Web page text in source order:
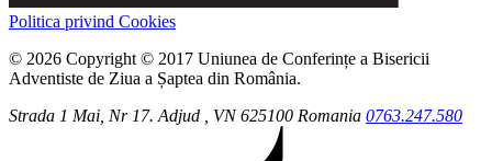
Politica privind Cookies
© 2026 Copyright © 2017 Uniunea de Conferințe a Bisericii
Adventiste de Ziua a Șaptea din România.
Strada 1 Mai, Nr 17.Adjud , VN 625100 Romania 0763.247.580